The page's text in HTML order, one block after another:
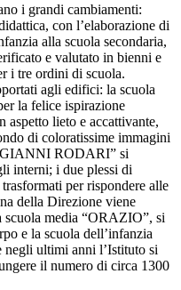
i grandi cambiamenti:
con l’elaborazione di
alla scuola secondaria,
e valutato in bienni e
i tre ordini di scuola.
agli edifici: la scuola
la felice ispirazione
aspetto lieto e accattivante,
di coloratissime immagini
RODARI” si
interni; i due plessi di
per rispondere alle
della Direzione viene
scuola media “ORAZIO”, si
e la scuola dell’infanzia
negli ultimi anni l’Istituto si
il numero di circa 1300